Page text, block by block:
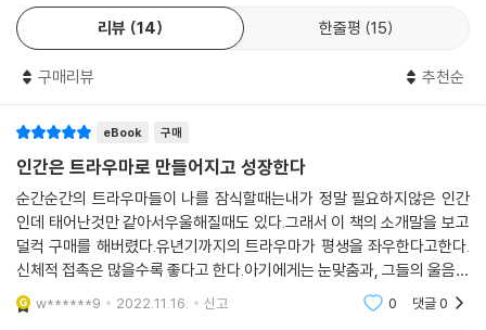
미국 대통령이든, 그 대단한 비욘세든, 고통스러운 비밀을 털어놓는 어머
니든, 용서를 구하는 범죄자든, 저와 마주하고 이야기를 나누던 사람은 인
터뷰가 끝나면 “제가 잘한 건가요?” 하고 물으며 반응을 파악하려고 제 표
음이 결국 ‘당신이 어떻게 사랑받았는가’로 요약된다는 걸 알고 있습니다.
--- p.100~101
의미 있고 건강한 방식으로 연결되는 능력은 생애 최초의 관계들에 의해
만들어집니다. 사랑과 애정 어린 보살핌이 발달의 토대인 셈이지요.
--- p.101
우리 뇌의 대처법(여섯 번째 대화)에 관한 이야기를 거쳐 치유를 향한 길
로 나아간다. 우리 각자가 회복탄력성을 기르기 위해 필요한 것은 무엇이
며(일곱 번째 대화), 교육과 보건 시스템 같은 사회적 차원에서는 무엇이
더 취약해지고 있으며(아홉 번째 대화), 트라우마로 인한 상처를 지혜로
바꾸는 일이 어떻게 가능한지(열 번째 대화)가 차례로 펼쳐진다.
그 안에는 눈높이를 낮춘 친절한 과학적 설명과 함께 이들이 만난 어른과
아이 들의 다양한 사연이 담겼다. 때로는 충격과 슬픔으로 압도하고, 때로
는 조용히 그들의 손을 잡아 주고 싶게 만드는 이 사연들은 뇌과학과 정신
의학의 복잡한 개념과 이론을 머리가 아닌 가슴으로 이해하게 해 준다. 이
미 일어난 과거는 바뀌지 않지만 우리 뇌는 언제든 변화할 수 있는 유연함
리뷰 14 한줄평 15
구매리뷰 추천순
eBook 구매
인간은 트라우마로 만들어지고 성장한다
순간순간의 트라우마들이 나를 잠식할때는내가 정말 필요하지않은 인간
인데 태어난것만 같아서우울해질때도 있다.그래서 이 책의 소개말을 보고
덜컥 구매를 해버렸다.유년기까지의 트라우마가 평생을 좌우한다고한다.
신체적 접촉은 많을수록 좋다고 한다.아기에게는 눈맞춤과, 그들의 울음에
대한 보호자의 반응들이 평생의 가치관이 될수도 있다고한다.그때의 기억
으로 평생을 이겨낼수
w******9 2022.11.16. 신고 0 댓글0